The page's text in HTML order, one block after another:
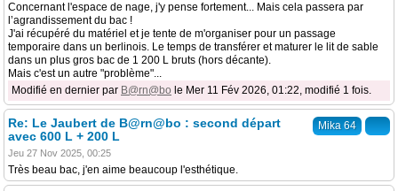
Concernant l'espace de nage, j'y pense fortement... Mais cela passera par
l’agrandissement du bac !
J'ai récupéré du matériel et je tente de m'organiser pour un passage
temporaire dans un berlinois. Le temps de transférer et maturer le lit de sable
dans un plus gros bac de 1 200 L bruts (hors décante).
Mais c'est un autre "problème"...
Modifié en dernier par B@rn@bo le Mer 11 Fév 2026, 01:22, modifié 1 fois.
Mika 64
Re: Le Jaubert de B@rn@bo : second départ
avec 600 L + 200 L
Jeu 27 Nov 2025, 00:25
Très beau bac, j'en aime beaucoup l'esthétique.